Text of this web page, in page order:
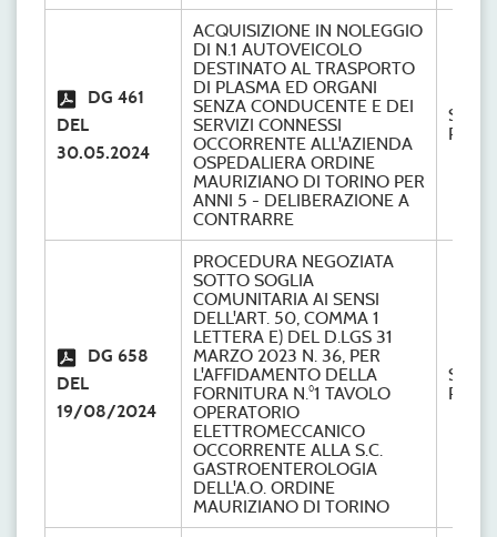
DG 461
DEL
30.05.2024
ACQUISIZIONE IN NOLEGGIO
DI N.1 AUTOVEICOLO
DESTINATO AL TRASPORTO
DI PLASMA ED ORGANI
SENZA CONDUCENTE E DEI
SERVIZI CONNESSI
OCCORRENTE ALL'AZIENDA
OSPEDALIERA ORDINE
MAURIZIANO DI TORINO PER
ANNI 5 - DELIBERAZIONE A
CONTRARRE
S.C.
DG 658
DEL
19/08/2024
PROCEDURA NEGOZIATA
SOTTO SOGLIA
COMUNITARIA AI SENSI
DELL'ART. 50, COMMA 1
LETTERA E) DEL D.LGS 31
MARZO 2023 N. 36, PER
L'AFFIDAMENTO DELLA
FORNITURA N.°1 TAVOLO
OPERATORIO
ELETTROMECCANICO
OCCORRENTE ALLA S.C.
GASTROENTEROLOGIA
DELL'A.O. ORDINE
MAURIZIANO DI TORINO
S.C.